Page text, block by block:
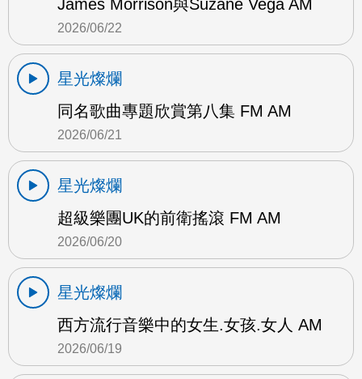
James Morrison與Suzane Vega AM
2026/06/22
星光燦爛
同名歌曲專題欣賞第八集 FM AM
2026/06/21
星光燦爛
超級樂團UK的前衛搖滾 FM AM
2026/06/20
星光燦爛
西方流行音樂中的女生.女孩.女人 AM
2026/06/19